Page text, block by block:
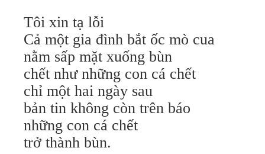
Tôi xin tạ lỗi
Cả một gia đình bắt ốc mò cua
nằm sấp mặt xuống bùn
chết như những con cá chết
chỉ một hai ngày sau
bản tin không còn trên báo
những con cá chết
trở thành bùn.